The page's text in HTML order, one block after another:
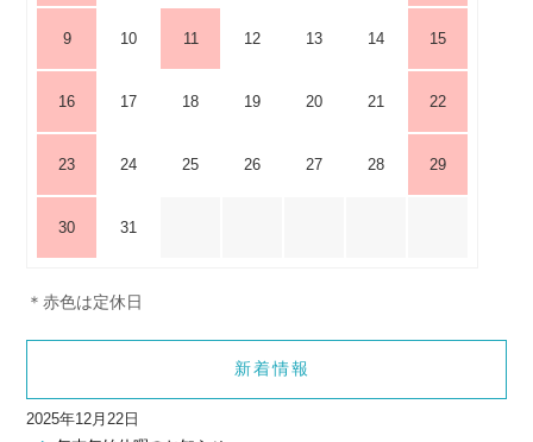
9 10 11 12 13 14 15
16 17 18 19 20 21 22
23 24 25 26 27 28 29
30 31
＊赤色は定休日
新着情報
2025年12月22日